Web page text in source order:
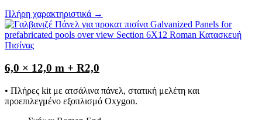
Πλήρη χαρακτηριστικά →
6,0 × 12,0 m + R2,0
• Πλήρες kit με ατσάλινα πάνελ, στατική μελέτη και
προεπιλεγμένο εξοπλισμό Oxygon.